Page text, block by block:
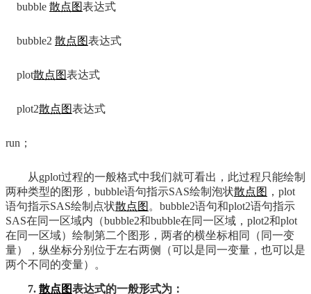
bubble 散点图表达式
bubble2 散点图表达式
plot散点图表达式
plot2散点图表达式
run；
从gplot过程的一般格式中我们就可看出，此过程只能绘制
两种类型的图形，bubble语句指示SAS绘制泡状散点图 ，plot
语句指示SAS绘制点状散点图 。bubble2语句和plot2语句指示
SAS在同一区域内（bubble2和bubble在同一区域，plot2和plot
在同一区域）绘制第二个图形，两者的横坐标相同（同一变
量），纵坐标分别位于左右两侧（可以是同一变量，也可以是
两个不同的变量）。
7. 散点图表达式的一般形式为：